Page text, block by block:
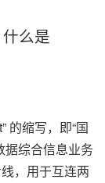
么是
的缩写，即“国
据综合信息业务
，用于互连两